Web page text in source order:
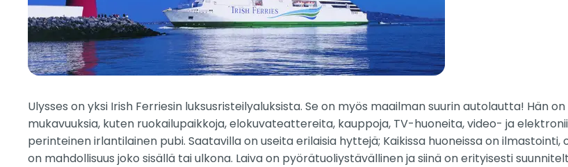
Ulysses on yksi Irish Ferriesin luksusristeilyaluksista. Se on myös maailman suurin autolautta! Hän
mukavuuksia, kuten ruokailupaikkoja, elokuvateattereita, kauppoja, TV-huoneita, video- ja
perinteinen irlantilainen pubi. Saatavilla on useita erilaisia hyttejä; Kaikissa huoneissa on
on mahdollisuus joko sisällä tai ulkona. Laiva on pyörätuoliystävällinen ja siinä on erityisesti